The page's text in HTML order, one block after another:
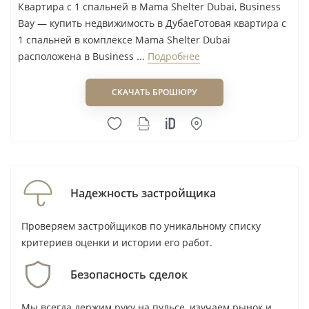
заранее запросить договор, перечень услуг
и порядок принятия решений по расходам
дома.
Конкуренция в Business Bay.Район
предлагает большой выбор квартир,
поэтому вид, этаж и планировка напрямую
строительства следует сверить план,
спецификацию отделки, график платежей и
статус эскроу-счёта.
Наш вывод
По нашим наблюдениям, Kappa Acca интересен
Квартира с 1 спальней в Mama Shelter Dubai, Business
Bay — купить недвижимость в ДубаеГотовая квартира с
1 спальней в комплексе Mama Shelter Dubai
расположена в Business ... Подробнее
СКАЧАТЬ БРОШЮРУ
Надежность застройщика
Проверяем застройщиков по уникальному списку
критериев оценки и истории его работ.
Безопасность сделок